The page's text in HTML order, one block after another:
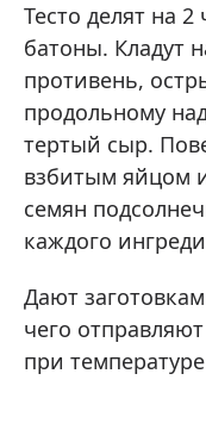
Тесто делят на
батоны. Кладут
противень,
продольному
тертый сыр.
взбитым яйцом
семян
каждого
Дают
чего
при температуре